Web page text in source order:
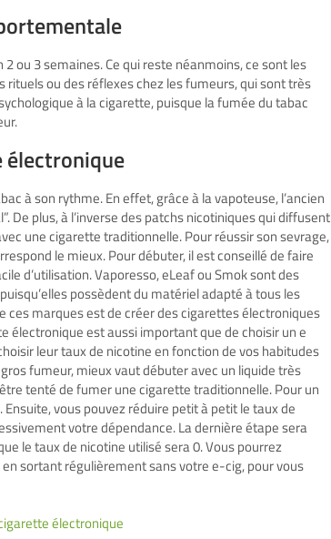
ou 3 semaines. Ce qui reste néanmoins, ce sont les
ou des réflexes chez les fumeurs, qui sont très
à la cigarette, puisque la fumée du tabac
électronique
à son rythme. En effet, grâce à la vapoteuse, l’ancien
De plus, à l’inverse des patchs nicotiniques qui diffusent
une cigarette traditionnelle. Pour réussir son sevrage,
le mieux. Pour débuter, il est conseillé de faire
d’utilisation. Vaporesso, eLeaf ou Smok sont des
possèdent du matériel adapté à tous les
ces marques est de créer des cigarettes électroniques
électronique est aussi important que de choisir un e
leur taux de nicotine en fonction de vos habitudes
fumeur, mieux vaut débuter avec un liquide très
tenté de fumer une cigarette traditionnelle. Pour un
vous pouvez réduire petit à petit le taux de
votre dépendance. La dernière étape sera
le taux de nicotine utilisé sera 0. Vous pourrez
sortant régulièrement sans votre e-cig, pour vous
électronique